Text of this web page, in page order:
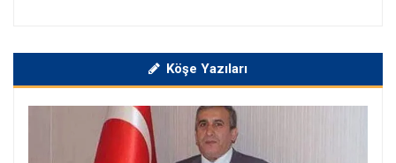
Köşe Yazıları